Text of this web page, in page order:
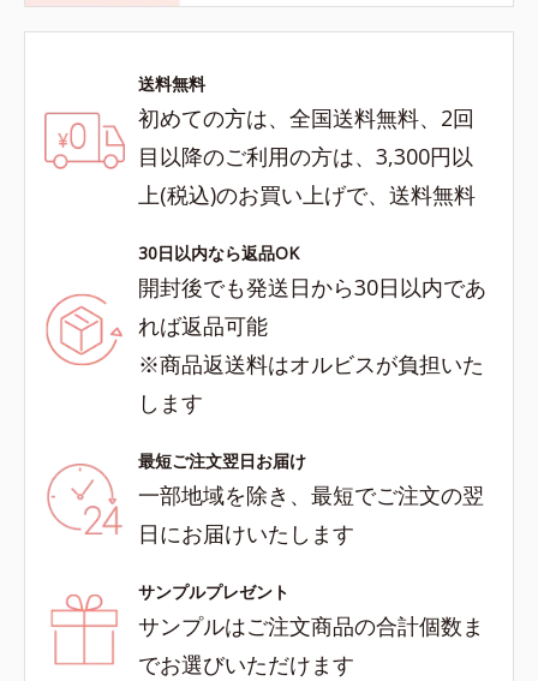
送料無料
初めての方は、全国送料無料、2回
目以降のご利用の方は、3,300円以
上(税込)のお買い上げで、送料無料
30日以内なら返品OK
開封後でも発送日から30日以内であ
れば返品可能
※商品返送料はオルビスが負担いた
します
最短ご注文翌日お届け
一部地域を除き、最短でご注文の翌
日にお届けいたします
サンプルプレゼント
サンプルはご注文商品の合計個数ま
でお選びいただけます